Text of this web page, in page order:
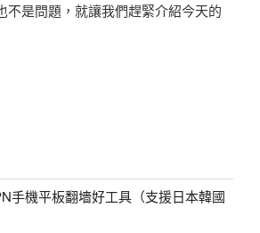
不是問題，就讓我們趕緊介紹今天的
手機平板翻墻好工具（支援日本韓國